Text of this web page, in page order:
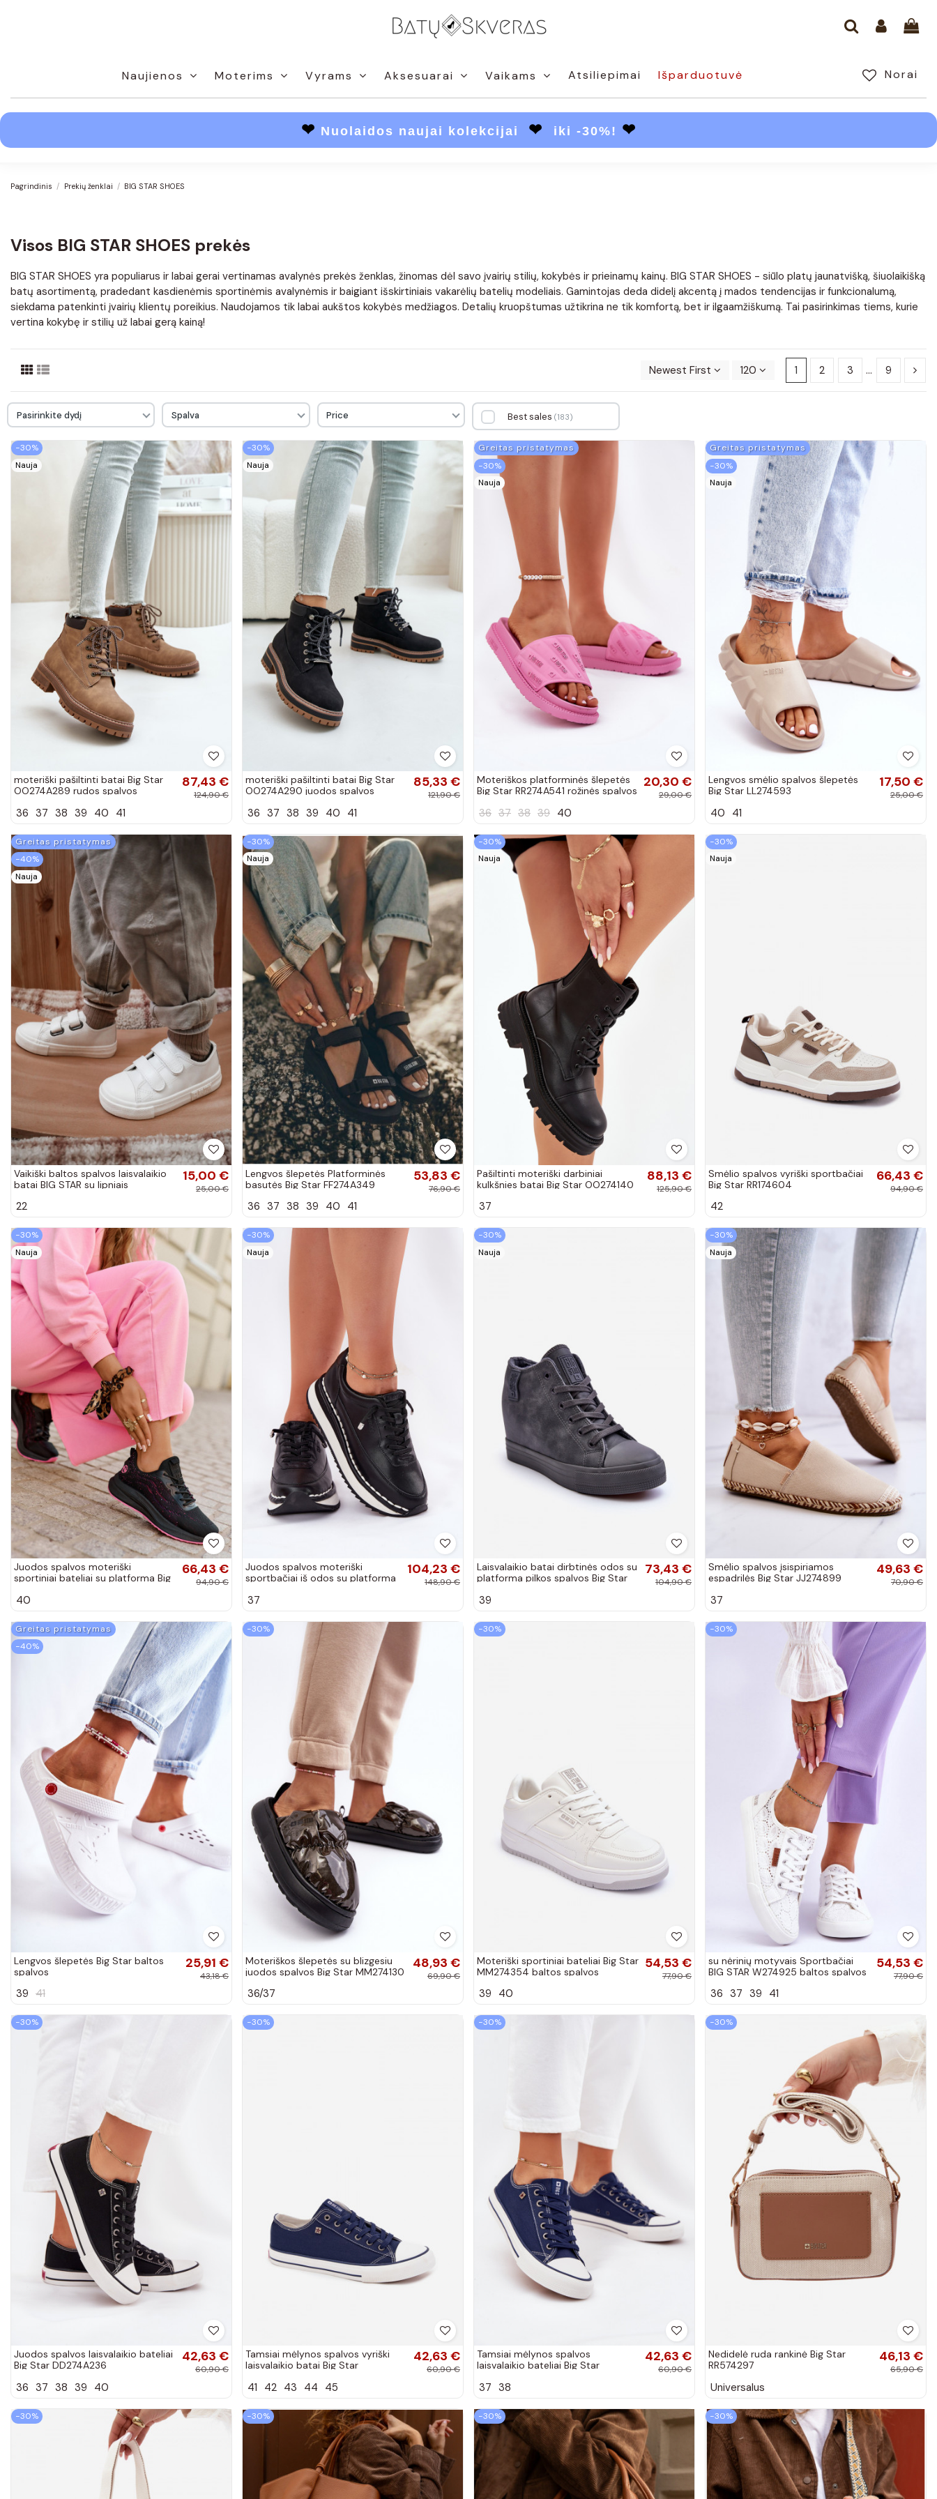
Naujienos Moterims Vyrams Aksesuarai Vaikams Atsiliepimai Norai
Išparduotuvė
❤ Nuolaidos naujai kolekcijai ❤ iki -30%! ❤
Pagrindinis Prekių ženklai BIG STAR SHOES
Visos BIG STAR SHOES prekės
BIG STAR SHOES yra populiarus ir labai gerai vertinamas avalynės prekės ženklas, žinomas dėl savo įvairių stilių, kokybės ir prieinamų kainų. BIG STAR SHOES - siūlo platų jaunatvišką, šiuolaikišką
batų asortimentą, pradedant kasdienėmis sportinėmis avalynėmis ir baigiant išskirtiniais vakarėlių batelių modeliais. Gamintojas deda didelį akcentą į mados tendencijas ir funkcionalumą,
siekdama patenkinti įvairių klientų poreikius. Naudojamos tik labai aukštos kokybės medžiagos. Detalių kruopštumas užtikrina ne tik komfortą, bet ir ilgaamžiškumą. Tai pasirinkimas tiems, kurie
vertina kokybę ir stilių už labai gerą kainą!
Newest First 120 1 2 3 … 9
Pasirinkite dydį Spalva Price Best sales 183
−30%
Nauja
moteriški pašiltinti batai Big Star
OO274A289 rudos spalvos
87,43 €
124,90 €
36 37 38 39 40 41
−30%
Nauja
moteriški pašiltinti batai Big Star
OO274A290 juodos spalvos
85,33 €
121,90 €
36 37 38 39 40 41
Greitas pristatymas
−30%
Nauja
Moteriškos platforminės šlepetės
Big Star RR274A541 rožinės spalvos
20,30 €
29,00 €
36 37 38 39 40
Greitas pristatymas
−30%
Nauja
Lengvos smėlio spalvos šlepetės
Big Star LL274593
17,50 €
25,00 €
40 41
Greitas pristatymas
−40%
Nauja
Vaikiški baltos spalvos laisvalaikio
batai BIG STAR su lipniais
15,00 €
25,00 €
22
−30%
Nauja
Lengvos šlepetės Platforminės
basutės Big Star FF274A349
53,83 €
76,90 €
36 37 38 39 40 41
−30%
Nauja
Pašiltinti moteriški darbiniai
kulkšnies batai Big Star OO274140
88,13 €
125,90 €
37
−30%
Nauja
Smėlio spalvos vyriški sportbačiai
Big Star RR174604
66,43 €
94,90 €
42
−30%
Nauja
Juodos spalvos moteriški
sportiniai bateliai su platforma Big
66,43 €
94,90 €
40
−30%
Nauja
Juodos spalvos moteriški
sportbačiai iš odos su platforma
104,23 €
148,90 €
37
−30%
Nauja
Laisvalaikio batai dirbtinės odos su
platforma pilkos spalvos Big Star
73,43 €
104,90 €
39
−30%
Nauja
Smėlio spalvos įsispiriamos
espadrilės Big Star JJ274899
49,63 €
70,90 €
37
Greitas pristatymas
−40%
Lengvos šlepetės Big Star baltos
spalvos
25,91 €
43,18 €
39 41
−30%
Moteriškos šlepetės su blizgesiu
juodos spalvos Big Star MM274130
48,93 €
69,90 €
36/37
−30%
Moteriški sportiniai bateliai Big Star
MM274354 baltos spalvos
54,53 €
77,90 €
39 40
−30%
su nėrinių motyvais Sportbačiai
BIG STAR W274925 baltos spalvos
54,53 €
77,90 €
36 37 39 41
−30%
Juodos spalvos laisvalaikio bateliai
Big Star DD274A236
42,63 €
60,90 €
36 37 38 39 40
−30%
Tamsiai mėlynos spalvos vyriški
laisvalaikio batai Big Star
42,63 €
60,90 €
41 42 43 44 45
−30%
Tamsiai mėlynos spalvos
laisvalaikio bateliai Big Star
42,63 €
60,90 €
37 38
−30%
Nedidelė ruda rankinė Big Star
RR574297
46,13 €
65,90 €
Universalus
−30% −30% −30% −30%